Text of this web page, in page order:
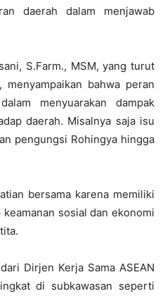
daerah dalam menjawab
S.Farm., MSM, yang turut
bahwa peran
menyuarakan dampak
daerah. Misalnya saja isu
pengungsi Rohingya hingga
bersama karena memiliki
sosial dan ekonomi
Dirjen Kerja Sama ASEAN
di subkawasan seperti